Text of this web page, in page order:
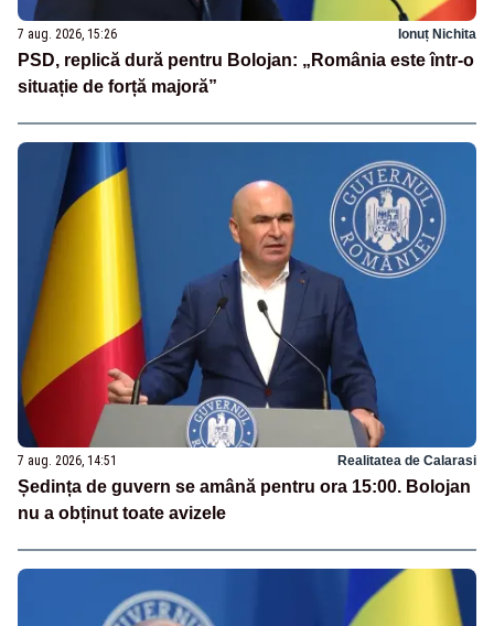
7 aug. 2026, 15:26 Ionuț Nichita
PSD, replică dură pentru Bolojan: „România este într-o
situație de forță majoră”
7 aug. 2026, 14:51 Realitatea de Calarasi
Ședința de guvern se amână pentru ora 15:00. Bolojan
nu a obținut toate avizele